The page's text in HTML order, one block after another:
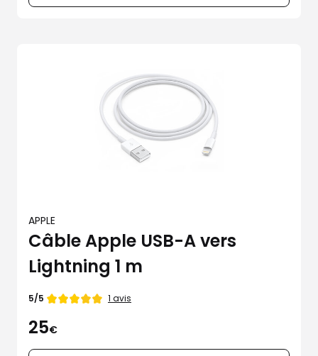
APPLE
Câble Apple USB-A vers
Lightning 1 m
Note
5/5 1 avis
25€